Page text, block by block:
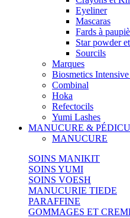
Eyeliner
Mascaras
Fards à
Star powder
Sourcils
Marques
Biosmetics Intensive
Combinal
Hoka
Refectocils
Yumi Lashes
MANUCURE &
MANUCURE
SOINS MANIKIT
SOINS YUMI
SOINS VOESH
MANUCURIE TIEDE
PARAFFINE
GOMMAGES ET